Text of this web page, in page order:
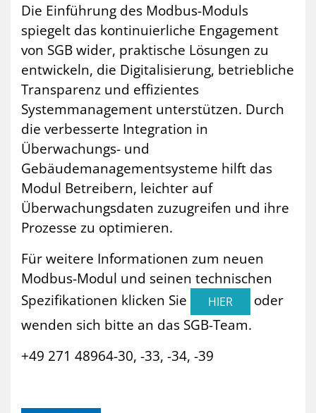
Die Einführung des Modbus-Moduls
spiegelt das kontinuierliche Engagement
von SGB wider, praktische Lösungen zu
entwickeln, die Digitalisierung, betriebliche
Transparenz und effizientes
Systemmanagement unterstützen. Durch
die verbesserte Integration in
Überwachungs- und
Gebäudemanagementsysteme hilft das
Modul Betreibern, leichter auf
Überwachungsdaten zuzugreifen und ihre
Prozesse zu optimieren.
Für weitere Informationen zum neuen
Modbus-Modul und seinen technischen
Spezifikationen klicken Sie
HIER
oder
wenden sich bitte an das SGB-Team.
+49 271 48964-30, -33, -34, -39